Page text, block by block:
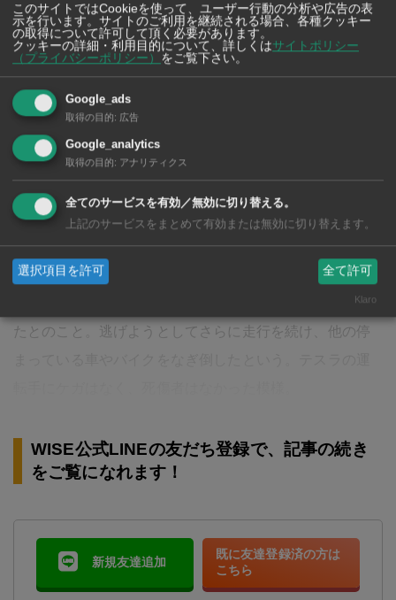
新規1年契約で豪華特典プレゼント
2011年創業以来、スクンビットやシーロム、サトーンと
いった日本人に馴染みが深いエリアを中心に賃貸住宅の
仲介を展開しています。お気軽にご相談ください
事故現場付近で飲食店を営業している目撃者によると、
テスラが猛スピードで店の前に停まっていた車に激突し
たとのこと。逃げようとしてさらに走行を続け、他の停
WISE公式LINEの友だち登録で、記事の続き
をご覧になれます！
新規友達追加
既に友達登録済の方は
こちら
このサイトではCookieを使って、ユーザー行動の分析や広告の表
示を行います。サイトのご利用を継続される場合、各種クッキー
の取得について許可して頂く必要があります。
クッキーの詳細・利用目的について、詳しくはサイトポリシー
（プライバシーポリシー）
をご覧下さい。
Google_ads
取得の目的: 広告
Google_analytics
取得の目的: アナリティクス
全てのサービスを有効／無効に切り替える。
上記のサービスをまとめて有効または無効に切り替えます。
選択項目を許可 全て許可
Klaro